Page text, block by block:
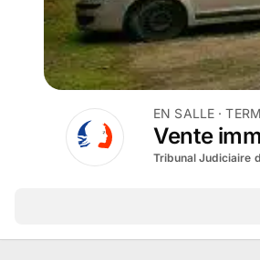
EN SALLE ·
Vente
Tribunal Judiciaire